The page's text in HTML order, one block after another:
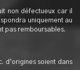
non défectueux car il
uniquement au
pas remboursables.
d’origines soient dans